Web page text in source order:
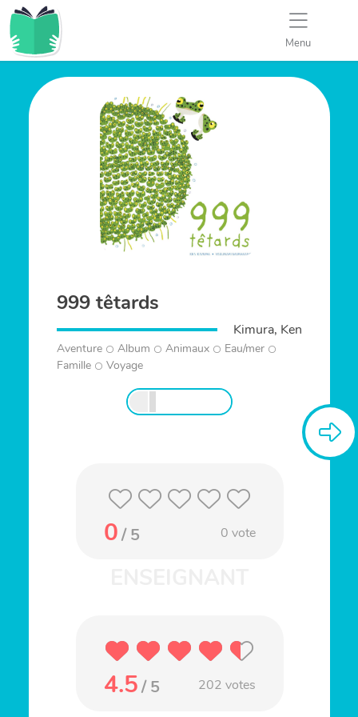
Menu
999 têtards
Kimura, Ken
Aventure Album Animaux
Eau/mer
Famille
Voyage
0/ 5 0 vote
4.5/ 5 202 votes